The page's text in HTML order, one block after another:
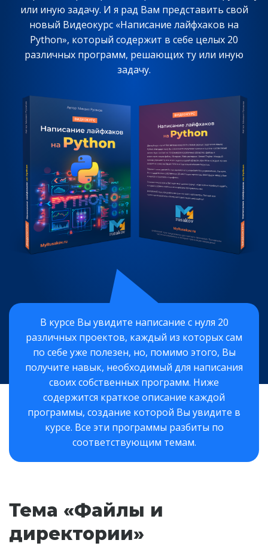
или иную задачу. И я рад Вам представить свой
новый Видеокурс «Написание лайфхаков на
Python», который содержит в себе целых 20
различных программ, решающих ту или иную
задачу.
В курсе Вы увидите написание с нуля 20
различных проектов, каждый из которых сам
по себе уже полезен, но, помимо этого, Вы
получите навык, необходимый для написания
своих собственных программ. Ниже
содержится краткое описание каждой
программы, создание которой Вы увидите в
курсе. Все эти программы разбиты по
соответствующим темам.
Тема «Файлы и
директории»